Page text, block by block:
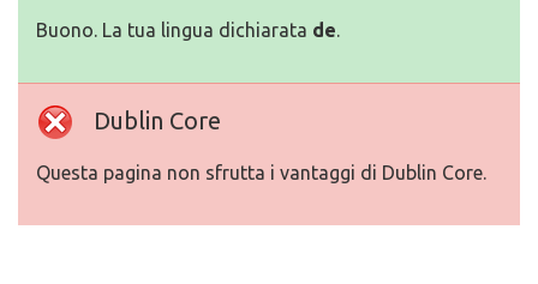
Buono. La tua lingua dichiarata de.
Dublin Core
Questa pagina non sfrutta i vantaggi di Dublin Core.